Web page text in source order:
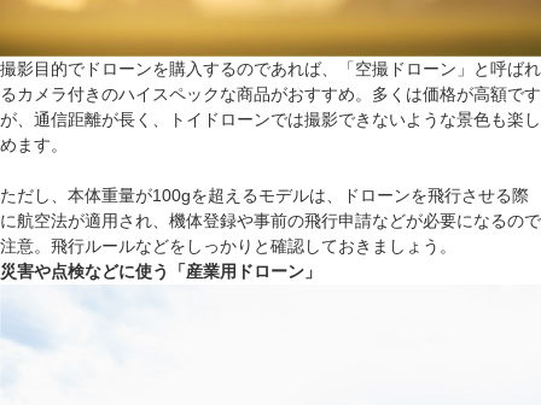
撮影目的でドローンを購入するのであれば、「空撮ドローン」と呼ばれ
るカメラ付きのハイスペックな商品がおすすめ。多くは価格が高額です
が、通信距離が長く、トイドローンでは撮影できないような景色も楽し
めます。
ただし、本体重量が100gを超えるモデルは、ドローンを飛行させる際
に航空法が適用され、機体登録や事前の飛行申請などが必要になるので
注意。飛行ルールなどをしっかりと確認しておきましょう。
災害や点検などに使う「産業用ドローン」